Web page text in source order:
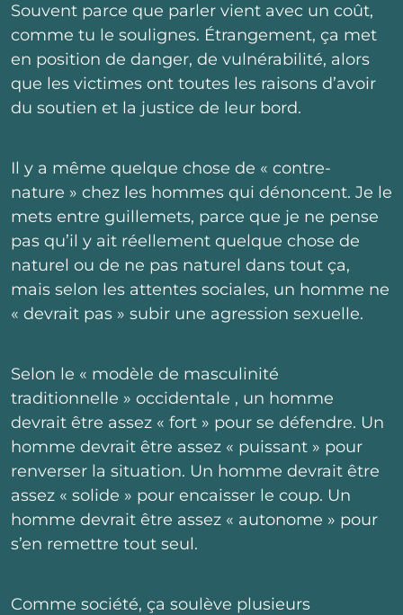
Souvent parce que parler vient avec un coût,
comme tu le soulignes. Étrangement, ça met
en position de danger, de vulnérabilité, alors
que les victimes ont toutes les raisons d’avoir
du soutien et la justice de leur bord.
Il y a même quelque chose de « contre-
nature » chez les hommes qui dénoncent. Je le
mets entre guillemets, parce que je ne pense
pas qu’il y ait réellement quelque chose de
naturel ou de ne pas naturel dans tout ça,
mais selon les attentes sociales, un homme ne
« devrait pas » subir une agression sexuelle.
Selon le « modèle de masculinité
traditionnelle » occidentale , un homme
devrait être assez « fort » pour se défendre. Un
homme devrait être assez « puissant » pour
renverser la situation. Un homme devrait être
assez « solide » pour encaisser le coup. Un
homme devrait être assez « autonome » pour
s’en remettre tout seul.
Comme société, ça soulève plusieurs